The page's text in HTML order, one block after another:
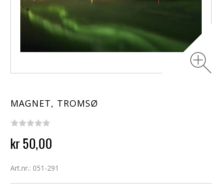
MAGNET, TROMSØ
kr 50,00
Art.nr.: 051-291